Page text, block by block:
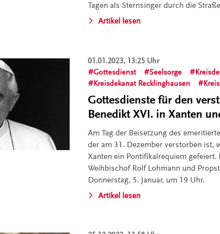
Tagen als Sternsinger durch die
Artikel lesen
01.01.2023, 13:25 Uhr
Gottesdienst
Seelsorge
Kreisdekanat Recklinghausen
Gottesdienste für den
Benedikt XVI. in Xanten
Am Tag der Beisetzung des
der am 31. Dezember verstorben ist,
Xanten ein Pontifikalrequiem
Weihbischof Rolf Lohmann und
Donnerstag, 5. Januar, um 19 Uhr.
Artikel lesen